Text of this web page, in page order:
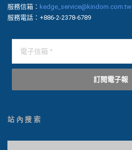
服務信箱： kedge_service@kindom.com.tw
服務電話：+886-2-2378-6789
訂閱電子報
站內搜索